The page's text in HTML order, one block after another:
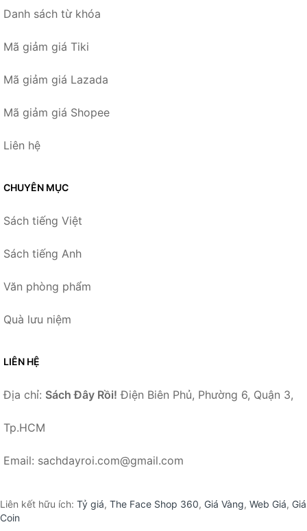
Danh sách từ khóa
Mã giảm giá Tiki
Mã giảm giá Lazada
Mã giảm giá Shopee
Liên hệ
CHUYÊN MỤC
Sách tiếng Việt
Sách tiếng Anh
Văn phòng phẩm
Quà lưu niệm
LIÊN HỆ
Địa chỉ: Sách Đây Rồi! Điện Biên Phủ, Phường 6, Quận 3,
Tp.HCM
Email: sachdayroi.com@gmail.com
Liên kết hữu ích: Tỷ giá, The Face Shop 360, Giá Vàng, Web Giá, Giá
Coin